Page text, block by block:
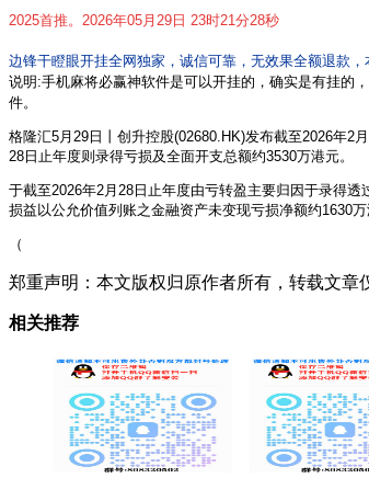
2025首推。2026年05月29日 23时21分28秒
边锋干瞪眼开挂全网独家，诚信可靠，无效果全额退款
说明:手机麻将必赢神软件是可以开挂的，确实是有挂的
件。
格隆汇5月29日丨创升控股(02680.HK)发布截至2026年2
28日止年度则录得亏损及全面开支总额约3530万港元。
于截至2026年2月28日止年度由亏转盈主要归因于录得
损益以公允价值列账之金融资产未变现亏损净额约1630
（
郑重声明：本文版权归原作者所有，转载文章
相关推荐